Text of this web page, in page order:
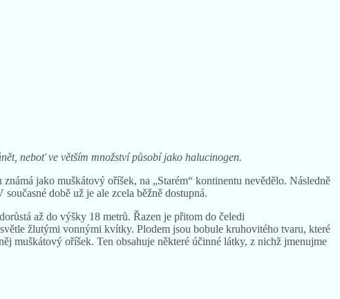
jako muškátový oříšek, na „Starém“ kontinentu nevědělo. Následně
až do výšky 18 metrů. Řazen je přitom do čeledi
žlutými vonnými kvítky. Plodem jsou bobule kruhovitého tvaru, které